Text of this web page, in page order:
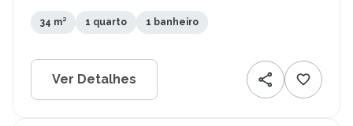
34 m² 1 quarto 1 banheiro
Ver Detalhes